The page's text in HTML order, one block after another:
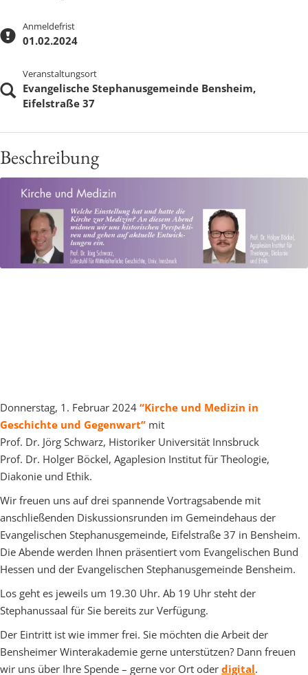
Anmeldefrist
01.02.2024
Veranstaltungsort
Evangelische Stephanusgemeinde Bensheim,
Eifelstraße 37
Beschreibung
Donnerstag, 1. Februar 2024 “Kirche und Medizin in
Geschichte und Gegenwart” mit
Prof. Dr. Jörg Schwarz, Historiker Universität Innsbruck
Prof. Dr. Holger Böckel, Agaplesion Institut für Theologie,
Diakonie und Ethik.
Wir freuen uns auf drei spannende Vortragsabende mit
anschließenden Diskussionsrunden im Gemeindehaus der
Evangelischen Stephanusgemeinde, Eifelstraße 37 in Bensheim.
Die Abende werden Ihnen präsentiert vom Evangelischen Bund
Hessen und der Evangelischen Stephanusgemeinde Bensheim.
Los geht es jeweils um 19.30 Uhr. Ab 19 Uhr steht der
Stephanussaal für Sie bereits zur Verfügung.
Der Eintritt ist wie immer frei. Sie möchten die Arbeit der
Bensheimer Winterakademie gerne unterstützen? Dann freuen
wir uns über Ihre Spende – gerne vor Ort oder digital.